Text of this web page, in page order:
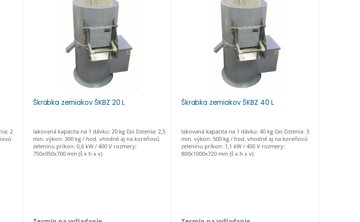
2
Škrabka zemiakov ŠKBZ 20 L
lakovaná kapacita na 1 dávku: 20 kg čas čistenia: 2,5
min. výkon: 300 kg / hod. vhodné aj na koreňovú
zeleninu príkon: 0,6 kW / 400 V rozmery:
750x950x700 mm (š x h x v)
Škrabka zemiakov ŠKBZ 40 L
lakovaná kapacita na 1 dávku: 40 kg čas čistenia: 3
min. výkon: 500 kg / hod. vhodné aj na koreňovú
zeleninu príkon: 1,1 kW / 400 V rozmery:
800x1000x720 mm (š x h x v)